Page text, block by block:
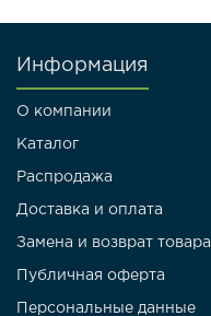
Информация
О компании
Каталог
Распродажа
Доставка и оплата
Замена и возврат товара
Публичная оферта
Персональные данные